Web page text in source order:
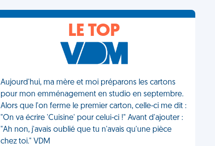
LE TOP
Aujourd'hui, ma mère et moi préparons les cartons
pour mon emménagement en studio en septembre.
Alors que l'on ferme le premier carton, celle-ci me dit :
"On va écrire 'Cuisine' pour celui-ci !" Avant d'ajouter :
"Ah non, j'avais oublié que tu n'avais qu'une pièce
chez toi." VDM